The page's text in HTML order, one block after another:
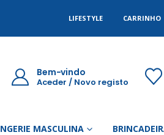
LIFESTYLE CARRINHO
Bem-vindo
Aceder / Novo registo
MASCULINA